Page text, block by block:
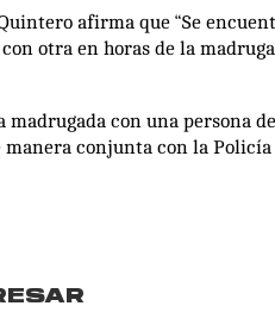
afirma que “Se
otra en horas de la
con una persona
conjunta con la